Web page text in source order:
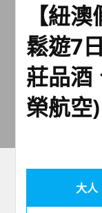
【紐
鬆遊7
莊品酒
榮航空)
大人